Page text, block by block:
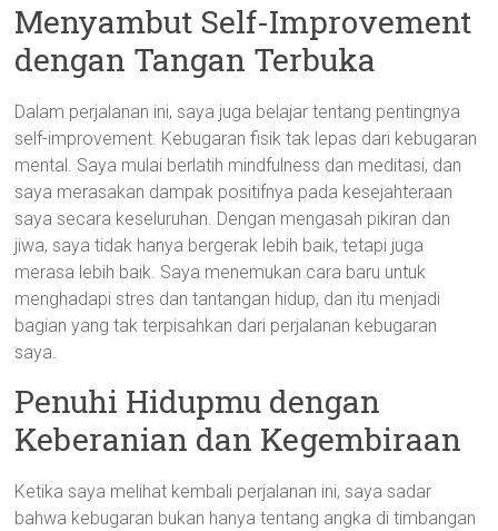
Menyambut Self-Improvement
dengan Tangan Terbuka
Dalam perjalanan ini, saya juga belajar tentang pentingnya
self-improvement. Kebugaran fisik tak lepas dari kebugaran
mental. Saya mulai berlatih mindfulness dan meditasi, dan
saya merasakan dampak positifnya pada kesejahteraan
saya secara keseluruhan. Dengan mengasah pikiran dan
jiwa, saya tidak hanya bergerak lebih baik, tetapi juga
merasa lebih baik. Saya menemukan cara baru untuk
menghadapi stres dan tantangan hidup, dan itu menjadi
bagian yang tak terpisahkan dari perjalanan kebugaran
saya.
Penuhi Hidupmu dengan
Keberanian dan Kegembiraan
Ketika saya melihat kembali perjalanan ini, saya sadar
bahwa kebugaran bukan hanya tentang angka di timbangan